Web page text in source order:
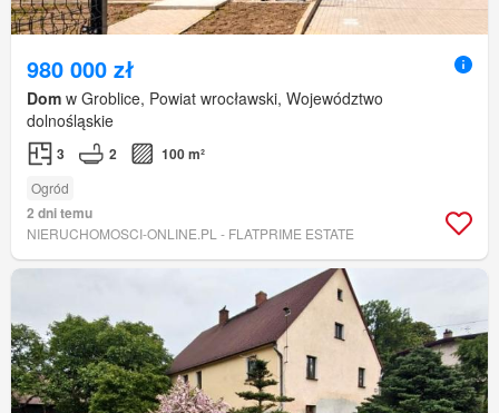
980 000 zł
Dom w Groblice, Powiat wrocławski, Województwo
dolnośląskie
3 2 100 m²
Ogród
2 dni temu
NIERUCHOMOSCI-ONLINE.PL - FLATPRIME ESTATE